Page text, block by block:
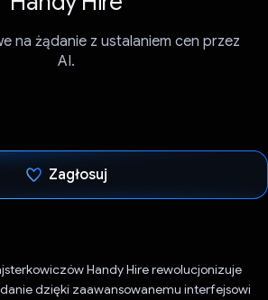
na żądanie z ustalaniem cen przez
AI.
Zagłosuj
Handy Hire rewolucjonizuje
dzięki zaawansowanemu interfejsowi